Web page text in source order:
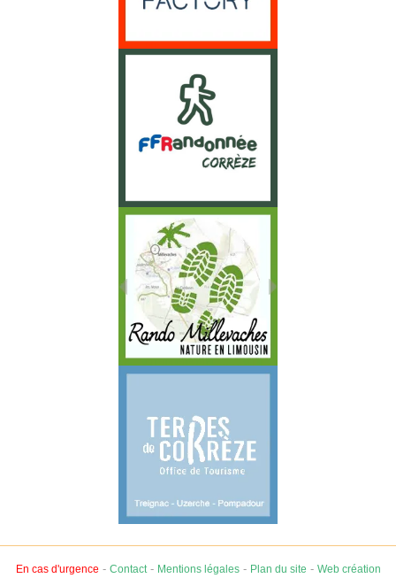
En cas d'urgence - Contact- Mentions légales- Plan du site - Web création